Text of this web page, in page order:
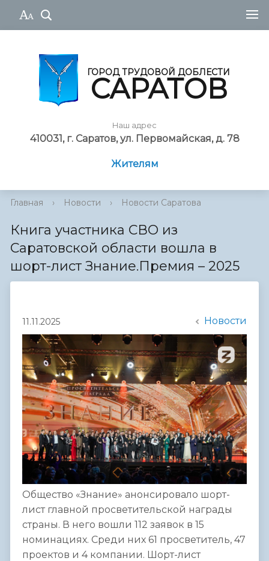
ГОРОД ТРУДОВОЙ ДОБЛЕСТИ
САРАТОВ
Наш адрес
410031, г. Саратов, ул. Первомайская, д. 78
Жителям
Главная › Новости › Новости Саратова
Книга участника СВО из
Саратовской области вошла в
шорт-лист Знание.Премия – 2025
11.11.2025 Новости
Общество «Знание» анонсировало шорт-
лист главной просветительской награды
страны. В него вошли 112 заявок в 15
номинациях. Среди них 61 просветитель, 47
проектов и 4 компании. Шорт-лист